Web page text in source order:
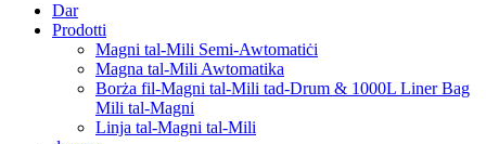
Dar
Prodotti
Magni tal-Mili Semi-Awtomatiċi
Magna tal-Mili Awtomatika
Borża fil-Magni tal-Mili tad-Drum & 1000L Liner Bag
Mili tal-Magni
Linja tal-Magni tal-Mili